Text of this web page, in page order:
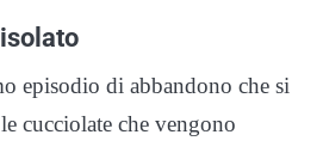
episodio di abbandono che si
cucciolate che vengono